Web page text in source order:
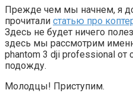
Прежде чем мы начнем, я
прочитали статью про
Здесь не будет ничего
здесь мы рассмотрим
phantom 3 dji professional от
подожду.
Молодцы! Приступим.